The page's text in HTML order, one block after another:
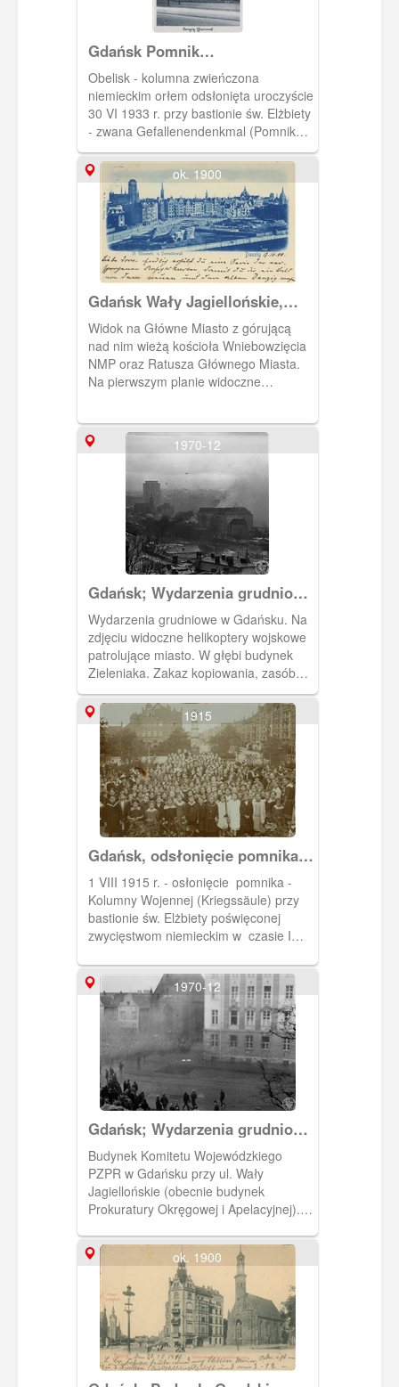
Gdańsk Pomnik
Żołnierzy(Pomnik Ofiar Wojny),
Danzig Gefallenendenkmal
Obelisk - kolumna zwieńczona
niemieckim orłem odsłonięta uroczyście
30 VI 1933 r. przy bastionie św. Elżbiety
- zwana Gefallenendenkmal (Pomnik
Ofiar Wojny) lub Landeskriegerdenkmal
(Krajowy Pomnik Wojenny). Obelisk
upamiętniał żołnierzy niemieckich
walczących w czasie I wojny światowej.
Rozebrany w sierpniu 1957 r.
ok. 1900
Gdańsk Wały Jagiellońskie,
Danzig St. Elisabeth u.
Dominikswall
Widok na Główne Miasto z górującą
nad nim wieżą kościoła Wniebowzięcia
NMP oraz Ratusza Głównego Miasta.
Na pierwszym planie widoczne
wkrótce dwie reprezentacyjne ulice: St.
Elisabethwall i Dominikswall (ob. Wały
Jagiellońskie). Na drugim planie
budowa Komendantury Garnizonu
Pruskiego.
1970-12
Gdańsk; Wydarzenia grudniowe
1970 r. na terenie miast
wybrzeża gdańskiego.
Wydarzenia grudniowe w Gdańsku. Na
zdjęciu widoczne helikoptery wojskowe
patrolujące miasto. W głębi budynek
Zieleniaka. Zakaz kopiowania, zasób
dostępny w zbiorach IPN, sygnatura:
IPNGd-12-2-2-1951915
Gdańsk, odsłonięcie pomnika
przy bastionie św. Elżbiety
1 VIII 1915 r. - osłonięcie pomnika -
Kolumny Wojennej (Kriegssäule) przy
bastionie św. Elżbiety poświęconej
zwycięstwom niemieckim w czasie I
1970-12
Gdańsk; Wydarzenia grudniowe
1970 r. na terenie miast
wybrzeża gdańskiego.
Budynek Komitetu Wojewódzkiego
PZPR w Gdańsku przy ul. Wały
Jagiellońskie (obecnie budynek
Prokuratury Okręgowej i Apelacyjnej).
którym znajduje się tłum ludzi. Zdjęcie
wykonane prawdopodobnie z Aresztu
Śledczego na ul. Kurkowej. Zakaz
kopiowania, zasób dostępny w zbiorach
IPN, sygnatura: IPNGd-12-2-2-178
ok. 1900